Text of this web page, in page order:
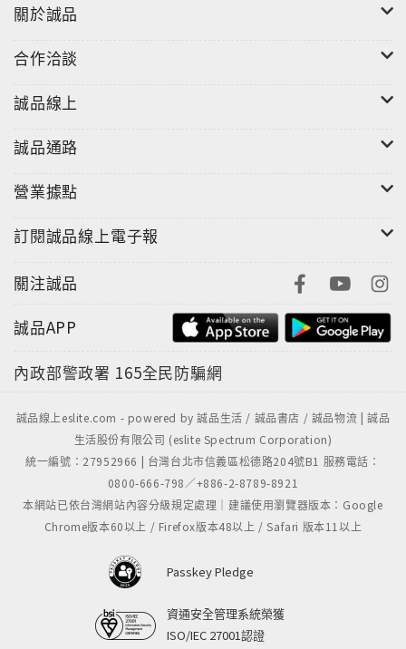
為壺藝家們300多件作品的特色畫龍點睛。
蔡曉芳（陶藝大師、兩岸尊稱當代台灣官窯主人）
李錫奇（藝術大師、國策顧問）
楊興生（油畫大師）
李茂宗（陶藝大師、聯合國開發計劃署陶藝顧問）
前院長）
陳秋吉（壺藝大師、台灣壺藝創作風潮開創者）
研究所前所長）
連寶猜（陶藝大師、美國亞太藝術研究院20世紀藝術成
就獎得主）
《台灣的茶園與茶館》，吳德亮著‧攝影
《普洱藏茶》，吳德亮著‧攝影
《茶典》，坪林茶葉博物館編著
《台灣茶鄉之旅》，坪林茶葉博物館編著
關於誠品
合作洽談
誠品線上
誠品通路
營業據點
訂閱誠品線上電子報
關注誠品
誠品APP
內政部警政署 165全民防騙網
誠品線上eslite.com - powered by 誠品生活 / 誠品書店 / 誠品物流 | 誠品
生活股份有限公司 (eslite Spectrum Corporation)
統一編號：27952966 | 台灣台北市信義區松德路204號B1 服務電話：
0800-666-798／+886-2-8789-8921
本網站已依台灣網站內容分級規定處理｜建議使用瀏覽器版本：Google
Chrome版本60以上 / Firefox版本48以上 / Safari 版本11以上
Passkey Pledge
資通安全管理系統榮獲
ISO/IEC 27001認證